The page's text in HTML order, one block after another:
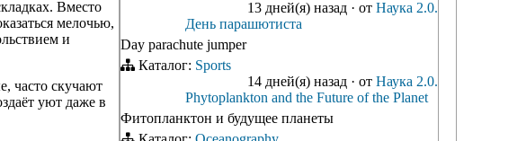
Вместо
мелочью,
и
часто скучают
уют даже в
13 дней(я) назад · от Наука 2.0.
День парашютиста
Day parachute jumper
Каталог: Sports
14 дней(я) назад · от Наука 2.0.
Phytoplankton and the Future of the Planet
Фитопланктон и будущее планеты